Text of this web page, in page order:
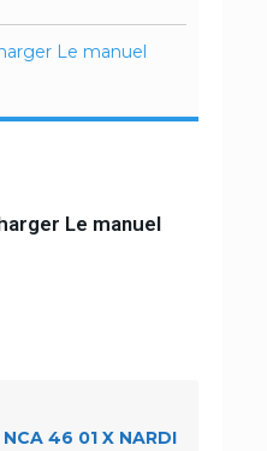
Le manuel
Le manuel
46 01 X NARDI